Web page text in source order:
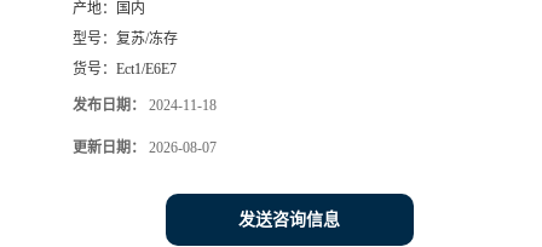
产地：
国内
型号： 复苏/冻存
货号： Ect1/E6E7
发布日期： 2024-11-18
更新日期： 2026-08-07
发送咨询信息